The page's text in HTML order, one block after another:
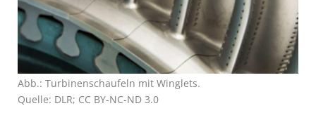
Abb.: Turbinenschaufeln mit Winglets.
Quelle: DLR; CC BY-NC-ND 3.0